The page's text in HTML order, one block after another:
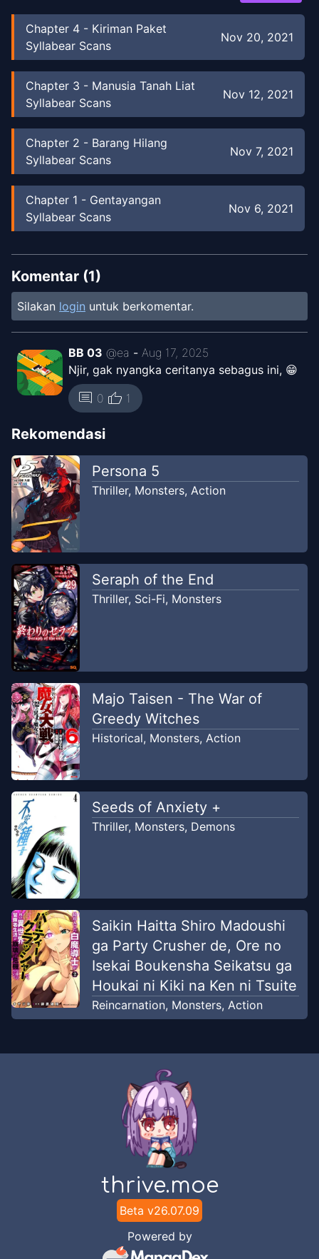
Chapter 4 - Kiriman Paket
Syllabear Scans
Nov 20, 2021
Chapter 3 - Manusia Tanah Liat
Syllabear Scans
Nov 12, 2021
Chapter 2 - Barang Hilang
Syllabear Scans
Nov 7, 2021
Chapter 1 - Gentayangan
Syllabear Scans
Nov 6, 2021
Komentar (1)
Silakan login untuk berkomentar.
BB 03 @ea - Aug 17, 2025
Njir, gak nyangka ceritanya sebagus ini, 😁
comment 0 thumb_up 1
Rekomendasi
Persona 5
Thriller, Monsters, Action
Seraph of the End
Thriller, Sci-Fi, Monsters
Majo Taisen - The War of
Greedy Witches
Historical, Monsters, Action
Seeds of Anxiety +
Thriller, Monsters, Demons
Saikin Haitta Shiro Madoushi
ga Party Crusher de, Ore no
Isekai Boukensha Seikatsu ga
Houkai ni Kiki na Ken ni Tsuite
Reincarnation, Monsters, Action
thrive.moe
Beta v26.07.09
Powered by